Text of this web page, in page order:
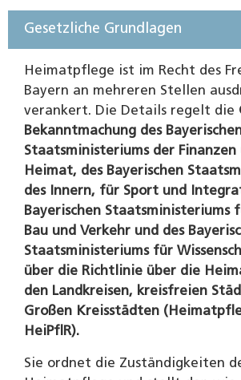
Gesetzliche Grundlagen
Heimatpflege ist im Recht des
Bayern an mehreren Stellen
verankert. Die Details regelt die
Bekanntmachung des
Staatsministeriums der
Heimat, des Bayerischen
des Innern, für Sport und
Bayerischen Staatsministeriums
Bau und Verkehr und des
Staatsministeriums für
über die Richtlinie über die
den Landkreisen, kreisfreien
Großen Kreisstädten
HeiPflR).
Sie ordnet die Zuständigkeiten